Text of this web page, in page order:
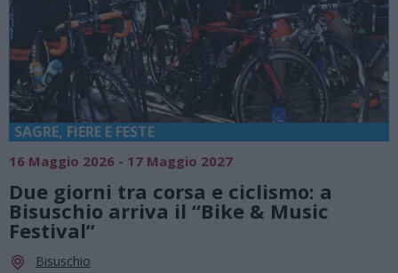
SAGRE, FIERE E FESTE
16 Maggio 2026 - 17 Maggio 2027
Due giorni tra corsa e ciclismo: a
Bisuschio arriva il “Bike & Music
Festival”
Bisuschio